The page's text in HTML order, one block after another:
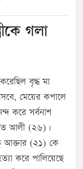
গলা
বৃদ্ধ মা
মেয়ের কপালে
করে সর্বনাশ
আলী (২৬)।
আক্তার (২১) কে
করে পালিয়েছে